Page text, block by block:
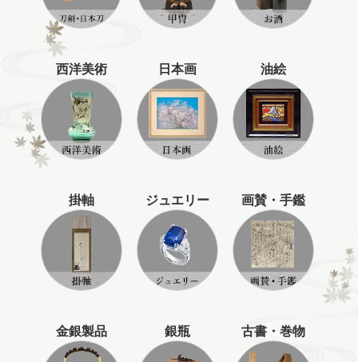
西洋美術 日本画 油絵
掛軸 ジュエリー 画賛・手鑑
金銀製品 銀瓶 古書・巻物